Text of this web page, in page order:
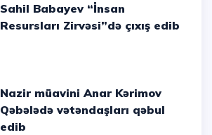
Sahil Babayev “İnsan
Resursları Zirvəsi”də çıxış edib
Nazir müavini Anar Kərimov
Qəbələdə vətəndaşları qəbul
edib